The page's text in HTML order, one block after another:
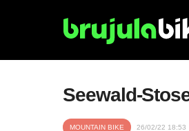
Seewald-
MOUNTAIN BIKE 26/02/22 18:53